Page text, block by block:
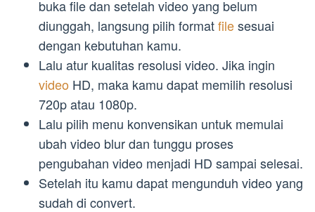
buka file dan setelah video yang belum
diunggah, langsung pilih formatfilesesuai
dengan kebutuhan kamu.
Lalu atur kualitas resolusi video. Jika ingin
video HD, maka kamu dapat memilih resolusi
720p atau 1080p.
Lalu pilih menu konvensikan untuk memulai
ubah video blur dan tunggu proses
pengubahan video menjadi HD sampai selesai.
Setelah itu kamu dapat mengunduh video yang
sudah di convert.